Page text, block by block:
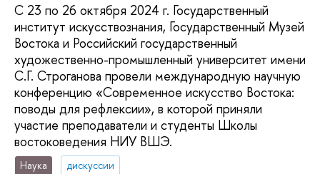
С 23 по 26 октября 2024 г. Государственный
институт искусствознания, Государственный Музей
Востока и Российский государственный
художественно-промышленный университет имени
С.Г. Строганова провели международную научную
конференцию «Современное искусство Востока:
поводы для рефлексии», в которой приняли
участие преподаватели и студенты Школы
востоковедения НИУ ВШЭ.
Наука
дискуссии